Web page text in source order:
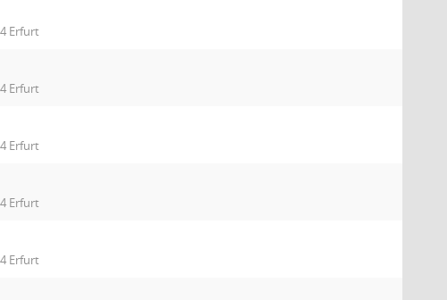
Erfurt
Erfurt
Erfurt
Erfurt
Erfurt